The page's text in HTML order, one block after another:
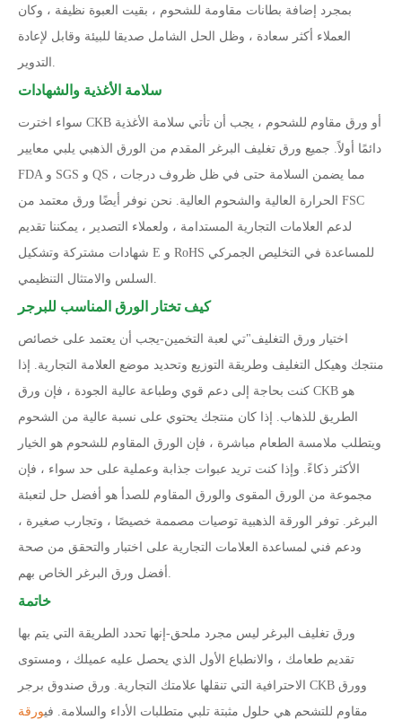
بمجرد إضافة بطانات مقاومة للشحوم ، بقيت العبوة نظيفة ، وكان
العملاء أكثر سعادة ، وظل الحل الشامل صديقا للبيئة وقابل لإعادة
التدوير.
سلامة الأغذية والشهادات
سواء اخترت CKB أو ورق مقاوم للشحوم ، يجب أن تأتي سلامة الأغذية
دائمًا أولاً. جميع ورق تغليف البرغر المقدم من الورق الذهبي يلبي معايير
FDA و SGS و QS ، مما يضمن السلامة حتى في ظل ظروف درجات
الحرارة العالية والشحوم العالية. نحن نوفر أيضًا ورق معتمد من FSC
لدعم العلامات التجارية المستدامة ، ولعملاء التصدير ، يمكننا تقديم
شهادات مشتركة وتشكيل E و RoHS للمساعدة في التخليص الجمركي
السلس والامتثال التنظيمي.
كيف تختار الورق المناسب للبرجر
اختيار ورق التغليف"تي لعبة التخمين-يجب أن يعتمد على خصائص
منتجك وهيكل التغليف وطريقة التوزيع وتحديد موضع العلامة التجارية. إذا
كنت بحاجة إلى دعم قوي وطباعة عالية الجودة ، فإن ورق CKB هو
الطريق للذهاب. إذا كان منتجك يحتوي على نسبة عالية من الشحوم
ويتطلب ملامسة الطعام مباشرة ، فإن الورق المقاوم للشحوم هو الخيار
الأكثر ذكاءً. وإذا كنت تريد عبوات جذابة وعملية على حد سواء ، فإن
مجموعة من الورق المقوى والورق المقاوم للصدأ هو أفضل حل لتعبئة
البرغر. توفر الورقة الذهبية توصيات مصممة خصيصًا ، وتجارب صغيرة ،
ودعم فني لمساعدة العلامات التجارية على اختبار والتحقق من صحة
أفضل ورق البرغر الخاص بهم.
خاتمة
ورق تغليف البرغر ليس مجرد ملحق- إنها تحدد الطريقة التي يتم بها
تقديم طعامك ، والانطباع الأول الذي يحصل عليه عميلك ، ومستوى
الاحترافية التي تنقلها علامتك التجارية. ورق صندوق برجر CKB وورق
مقاوم للتشحم هي حلول مثبتة تلبي متطلبات الأداء والسلامة. فيورقة